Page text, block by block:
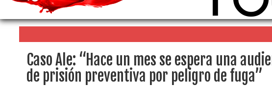
Caso Ale: “Hace un mes se espera una
de prisión preventiva por peligro de fuga”